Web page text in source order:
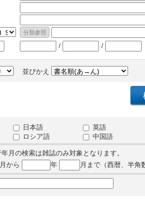
/ /
並びかえ
日本語 英語
ロシア語 中国語
月の検索は雑誌のみ対象となります。
月から 年 月まで（西暦、半角